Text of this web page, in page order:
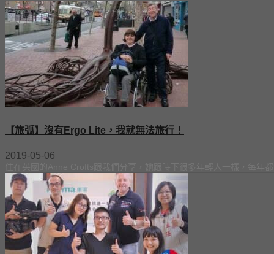
【旅弧】沒有Ergo Lite，我就無法旅行！
2019-05-06